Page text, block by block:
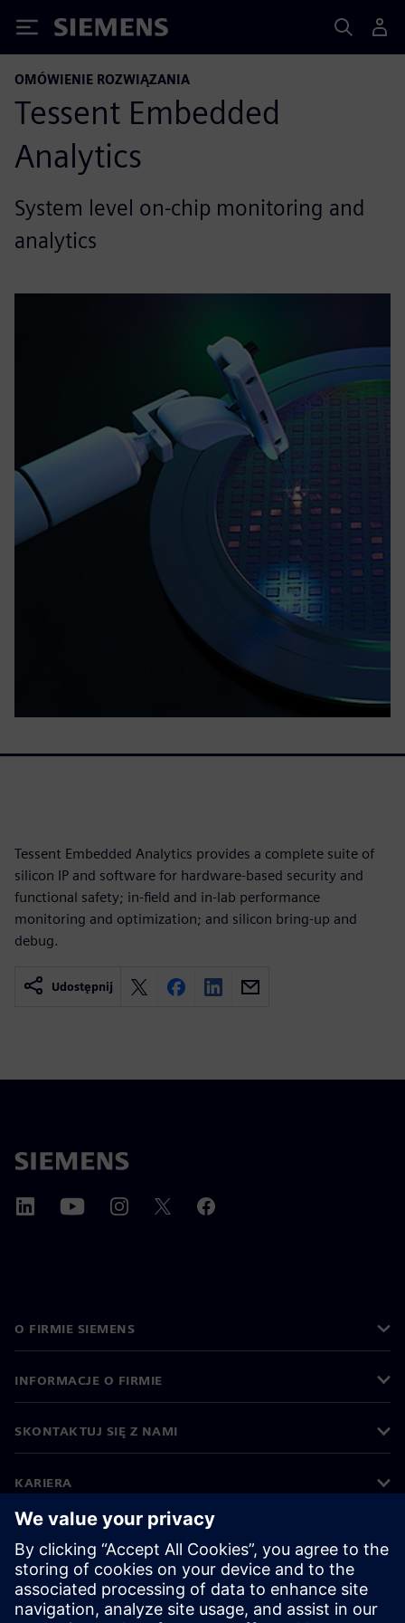
Siemens
OMÓWIENIE ROZWIĄZANIA
Tessent Embedded
Analytics
System level on-chip monitoring and
analytics
Tessent Embedded Analytics provides a complete suite of
silicon IP and software for hardware-based security and
functional safety; in-field and in-lab performance
monitoring and optimization; and silicon bring-up and
debug.
Udostępnij
O FIRMIE SIEMENS
INFORMACJE O FIRMIE
SKONTAKTUJ SIĘ Z NAMI
KARIERA
©Siemens 2026
Informacje korporacyjne